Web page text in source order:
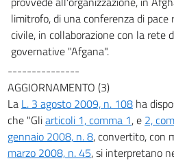
limitrofo, di una conferenza di
civile, in collaborazione con la rete
governative "Afgana".
---------------
AGGIORNAMENTO (3)
La L. 3 agosto 2009, n. 108 ha
che "Gliarticoli 1, comma 1, e 2,
gennaio 2008, n. 8, convertito, con
marzo 2008, n. 45, si interpretano